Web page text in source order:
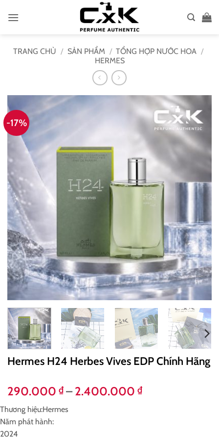
qua
TRANG CHỦ / SẢN PHẨM / TỔNG HỢP NƯỚC HOA /
HERMES
-17%
Hermes H24 Herbes Vives EDP Chính Hãng
290.000 ₫ – 2.400.000 ₫Khoảng
Thương hiệu:Hermes
Năm phát hành:
2024